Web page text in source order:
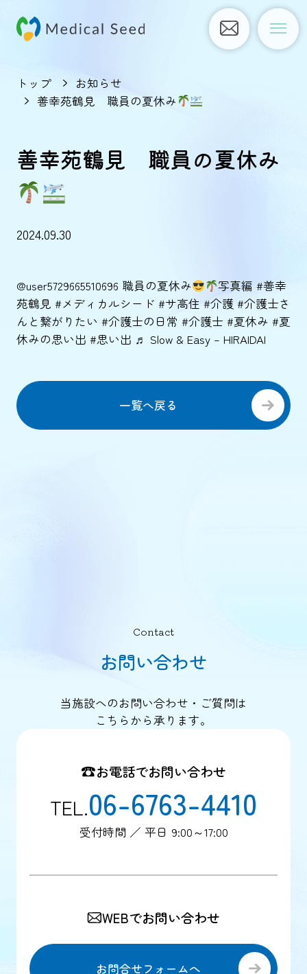
トップ
お知らせ
善幸苑鶴見 職員の夏休み
善幸苑鶴見 職員の夏休み
2024.09.30
@user5729665510696 職員の夏休み 写真編 #善幸
苑鶴見 #メディカルシード #サ高住 #介護 #介護士さ
んと繋がりたい #介護士の日常 #介護士 #夏休み #夏
休みの思い出 #思い出 ♬ Slow & Easy – HIRAIDAI
一覧へ戻る
Contact
お問い合わせ
当施設へのお問い合わせ・ご質問は
こちらから承ります。
お電話でお問い合わせ
TEL.06-6763-4410
受付時間 ／ 平日 9:00～17:00
WEBでお問い合わせ
お問合せフォームへ